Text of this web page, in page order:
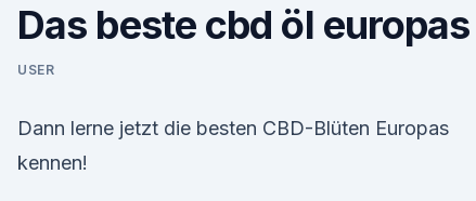
Das beste cbd öl europas
USER
Dann lerne jetzt die besten CBD-Blüten Europas
kennen!